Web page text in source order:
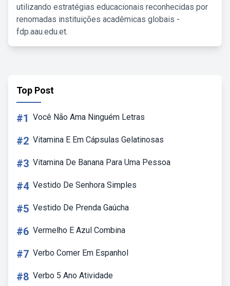
utilizando estratégias educacionais reconhecidas por
renomadas instituições acadêmicas globais -
fdp.aau.edu.et.
Top Post
#1 Você Não Ama Ninguém Letras
#2 Vitamina E Em Cápsulas Gelatinosas
#3 Vitamina De Banana Para Uma Pessoa
#4 Vestido De Senhora Simples
#5 Vestido De Prenda Gaúcha
#6 Vermelho E Azul Combina
#7 Verbo Comer Em Espanhol
#8 Verbo 5 Ano Atividade